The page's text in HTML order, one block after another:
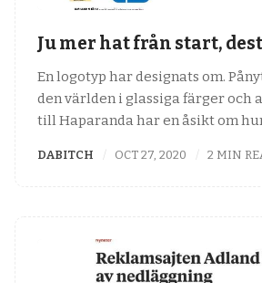
Ju mer hat från start,
En logotyp har designats om.
den världen i glassiga färger och
till Haparanda har en åsikt om
DABITCH OCT 27, 2020 2 MIN